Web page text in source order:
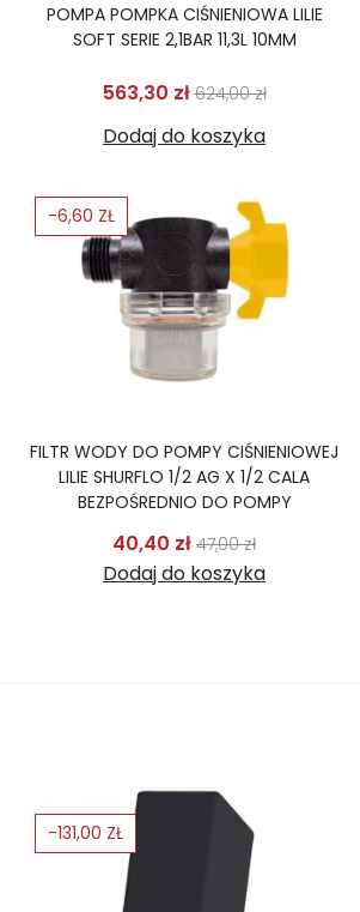
POMPA POMPKA CIŚNIENIOWA LILIE
SOFT SERIE 2,1BAR 11,3L 10MM
563,30 złCena podstawowa
624,00 złCena
Dodaj do koszyka
FILTR WODY DO POMPY CIŚNIENIOWEJ
LILIE SHURFLO 1/2 AG X 1/2 CALA
BEZPOŚREDNIO DO POMPY
40,40 złCena podstawowa
47,00 złCena
Dodaj do koszyka
-6,60 ZŁ
-131,00 ZŁ